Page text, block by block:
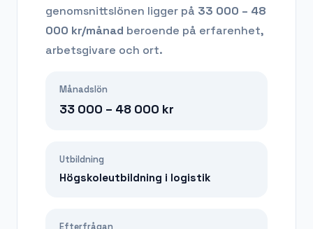
genomsnittslönen ligger på 33 000 – 48
000 kr/månad beroende på erfarenhet,
arbetsgivare och ort.
Månadslön
33 000 – 48 000 kr
Utbildning
Högskoleutbildning i logistik